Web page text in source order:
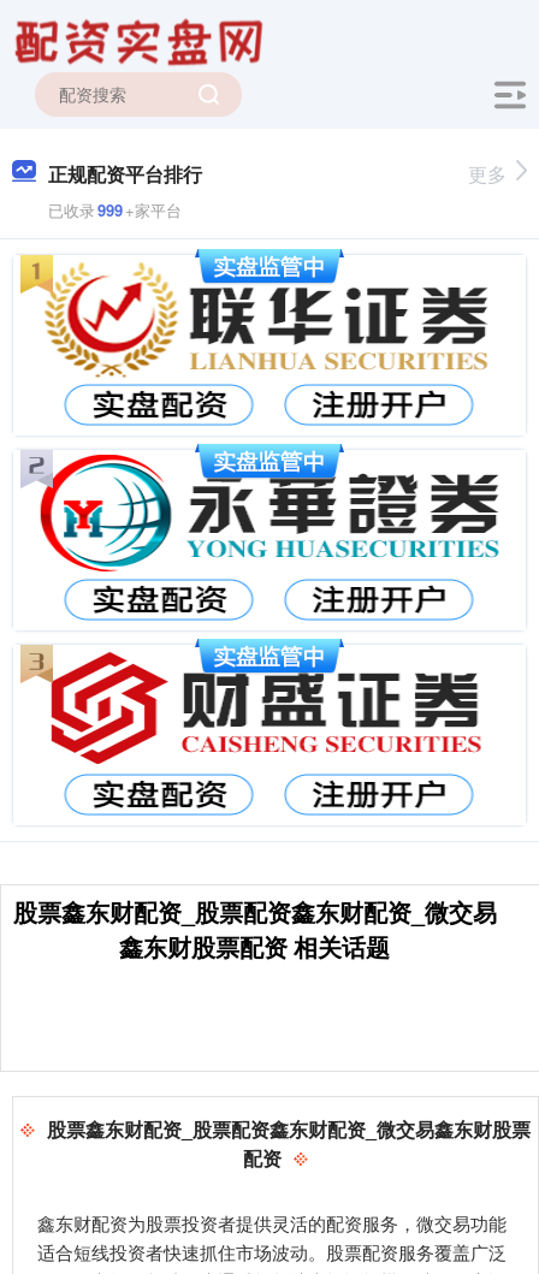
正规配资平台排行
已收录999+家平台
更多
股票鑫东财配资_股票配资鑫东财配资_微交易
鑫东财股票配资 相关话题
股票鑫东财配资_股票配资鑫东财配资_微交易鑫东财股票
配资
鑫东财配资为股票投资者提供灵活的配资服务，微交易功能
适合短线投资者快速抓住市场波动。股票配资服务覆盖广泛